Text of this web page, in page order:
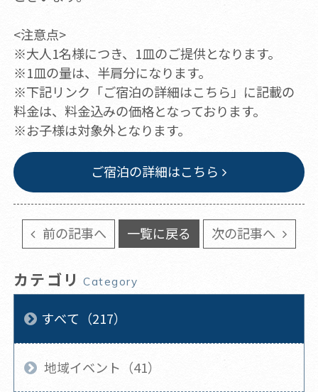
<注意点>
※大人1名様につき、1皿のご提供となります。
※1皿の量は、半肩分になります。
※下記リンク「ご宿泊の詳細はこちら」に記載の
料金は、料金込みの価格となっております。
※お子様は対象外となります。
ご宿泊の詳細はこちら
前の記事へ 一覧に戻る 次の記事へ
カテゴリ Category
すべて（217）
地域イベント（41）